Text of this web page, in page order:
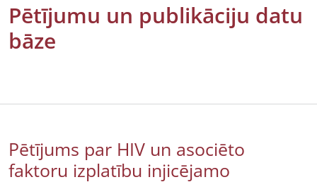
Pētījumu un publikāciju datu
bāze
Pētījums par HIV un asociēto
faktoru izplatību injicējamo